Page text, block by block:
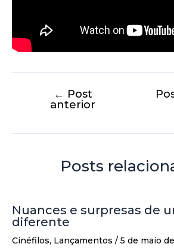
← Post
anterior
Posts
Nuances e surpresas de
diferente
Cinéfilos, Lançamentos / 5 de maio